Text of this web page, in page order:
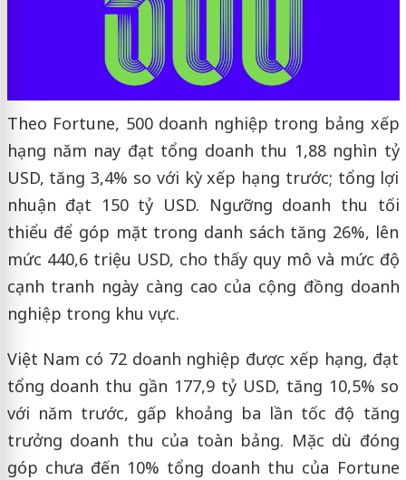
Theo Fortune, 500 doanh nghiệp trong bảng xếp
hạng năm nay đạt tổng doanh thu 1,88 nghìn tỷ
USD, tăng 3,4% so với kỳ xếp hạng trước; tổng lợi
nhuận đạt 150 tỷ USD. Ngưỡng doanh thu tối
thiểu để góp mặt trong danh sách tăng 26%, lên
mức 440,6 triệu USD, cho thấy quy mô và mức độ
cạnh tranh ngày càng cao của cộng đồng doanh
nghiệp trong khu vực.
Việt Nam có 72 doanh nghiệp được xếp hạng, đạt
tổng doanh thu gần 177,9 tỷ USD, tăng 10,5% so
với năm trước, gấp khoảng ba lần tốc độ tăng
trưởng doanh thu của toàn bảng. Mặc dù đóng
góp chưa đến 10% tổng doanh thu của Fortune